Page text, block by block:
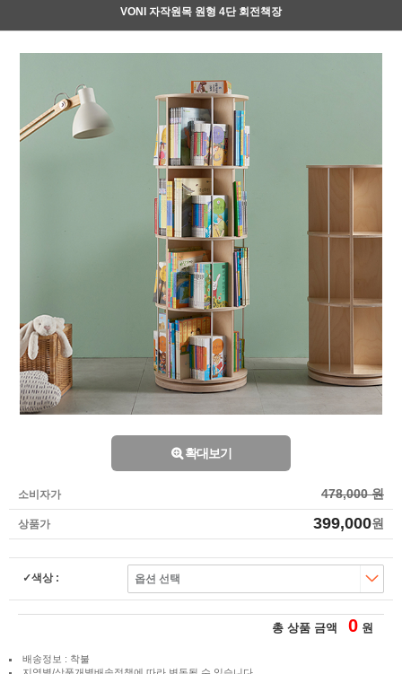
VONI 자작원목 원형 4단 회전책장
확대보기
소비자가 478,000 원
상품가 399,000원
색상 :
총 상품 금액 0 원
배송정보 : 착불